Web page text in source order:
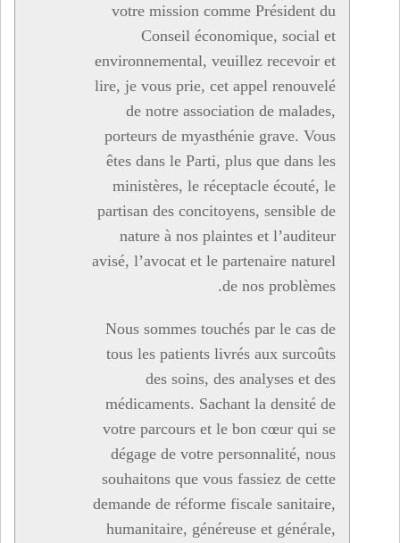
votre mission comme Président du
Conseil économique, social et
environnemental, veuillez recevoir et
lire, je vous prie, cet appel renouvelé
de notre association de malades,
porteurs de myasthénie grave. Vous
êtes dans le Parti, plus que dans les
ministères, le réceptacle écouté, le
partisan des concitoyens, sensible de
nature à nos plaintes et l’auditeur
avisé, l’avocat et le partenaire naturel
de nos problèmes.
Nous sommes touchés par le cas de
tous les patients livrés aux surcoûts
des soins, des analyses et des
médicaments. Sachant la densité de
votre parcours et le bon cœur qui se
dégage de votre personnalité, nous
souhaitons que vous fassiez de cette
demande de réforme fiscale sanitaire,
humanitaire, généreuse et générale,